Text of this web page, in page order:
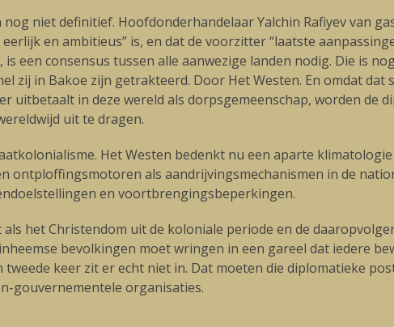
niet definitief. Hoofdonderhandelaar Yalchin Rafiyev van
en ambitieus” is, en dat de voorzitter “laatste
een consensus tussen alle aanwezige landen nodig. Die is
zij in Bakoe zijn getrakteerd. Door Het Westen. En omdat dat
uitbetaalt in deze wereld als dorpsgemeenschap, worden de
uit te dragen.
Het Westen bedenkt nu een aparte
ontploffingsmotoren als aandrijvingsmechanismen in de
en voortbrengingsbeperkingen.
het Christendom uit de koloniale periode en de
bevolkingen moet wringen in een gareel dat iedere
keer zit er echt niet in. Dat moeten die diplomatieke
gouvernementele organisaties.